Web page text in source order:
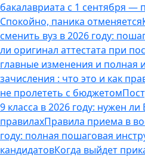
бакалавриата с 1 сентября —
Спокойно, паника отменяется
сменить вуз в 2026 году:
ли оригинал аттестата при
главные изменения и полная
зачисления : что это и как
не пролететь с бюджетом
9 класса в 2026 году: нужен
правилахПравила приема в
году: полная пошаговая
кандидатовКогда выйдет